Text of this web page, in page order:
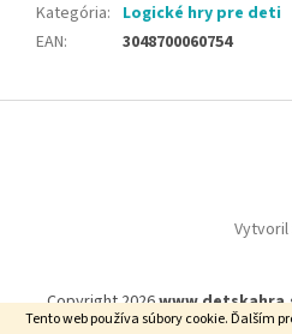
Tento web používa súbory cookie. Ďalším
Kategória: Logické hry pre deti
EAN: 3048700060754
Copyright 2026